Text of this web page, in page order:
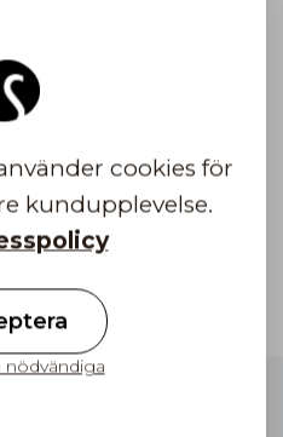
profil samt en kort,
vadderat foder och
av stil och
meter tillverkas i
är skyddat
Vår passion och expertis
av högsta
passar just dig.
cookies för
kundupplevelse.
nödvändiga